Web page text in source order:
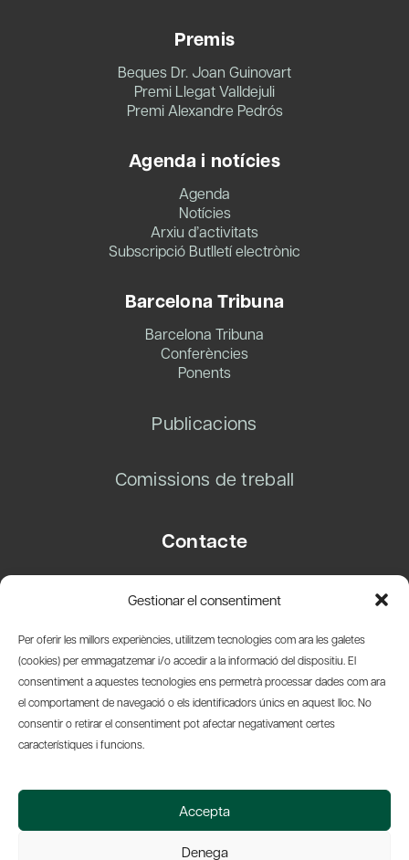
Gestionar el consentiment
Per oferir les millors experiències, utilitzem tecnologies com ara les galetes
(cookies) per emmagatzemar i/o accedir a la informació del dispositiu. El
consentiment a aquestes tecnologies ens permetrà processar dades com ara
el comportament de navegació o els identificadors únics en aquest lloc. No
consentir o retirar el consentiment pot afectar negativament certes
característiques i funcions.
Accepta
Denega
Premis
Beques Dr. Joan Guinovart
Premi Llegat Valldejuli
Premi Alexandre Pedrós
Agenda i notícies
Agenda
Notícies
Arxiu d’activitats
Subscripció Butlletí electrònic
Barcelona Tribuna
Barcelona Tribuna
Conferències
Ponents
Publicacions
Comissions de treball
Contacte
08003 Barcelona
info@amicsdelpais.com
Suscripció Newsletter
© 2026 Societat Econòmica Barcelonesa d'Amics del País